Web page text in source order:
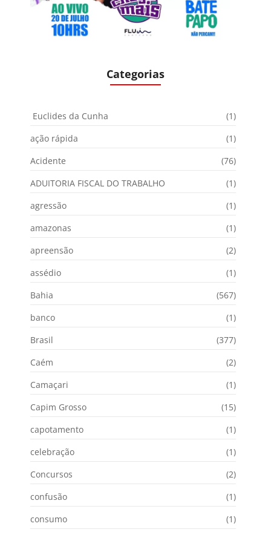
Categorias
Euclides da Cunha
(1)
ação rápida
(1)
Acidente
(76)
ADUITORIA FISCAL DO TRABALHO
(1)
agressão
(1)
amazonas
(1)
apreensão
(2)
assédio
(1)
Bahia
(567)
banco
(1)
Brasil
(377)
Caém
(2)
Camaçari
(1)
Capim Grosso
(15)
capotamento
(1)
celebração
(1)
Concursos
(2)
confusão
(1)
consumo
(1)